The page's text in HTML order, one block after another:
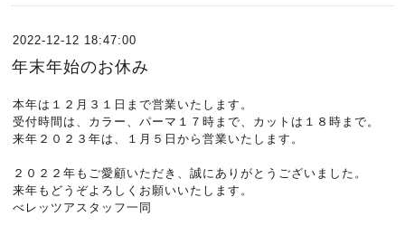
2022-12-12 18:47:00
年末年始のお休み
本年は１２月３１日まで営業いたします。
受付時間は、カラー、パーマ１７時まで、カットは１８時まで。
来年２０２３年は、１月５日から営業いたします。
２０２２年もご愛顧いただき、誠にありがとうございました。
来年もどうぞよろしくお願いいたします。
べレッツアスタッフ一同